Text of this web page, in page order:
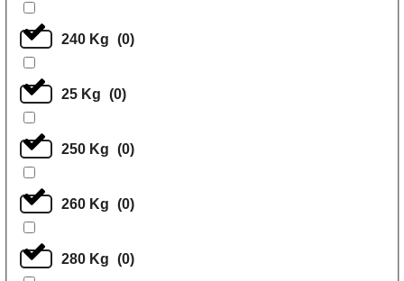
240 Kg (0)
25 Kg (0)
250 Kg (0)
260 Kg (0)
280 Kg (0)